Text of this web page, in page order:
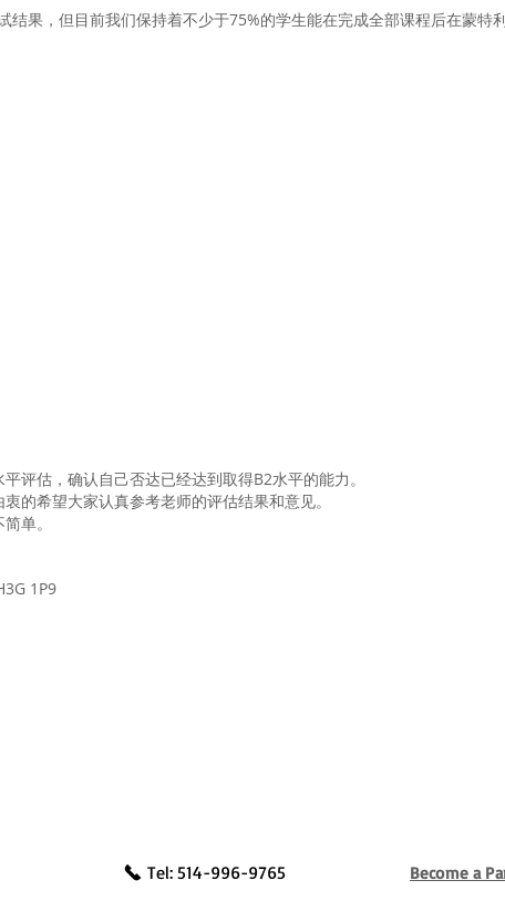
果，但目前我们保持着不少于75%的学生能在完成全部课程后在蒙特
评估，确认自己否达已经达到取得B2水平的能力。
的希望大家认真参考老师的评估结果和意见。
单。
1P9
Tel: 514-996-9765 Become a